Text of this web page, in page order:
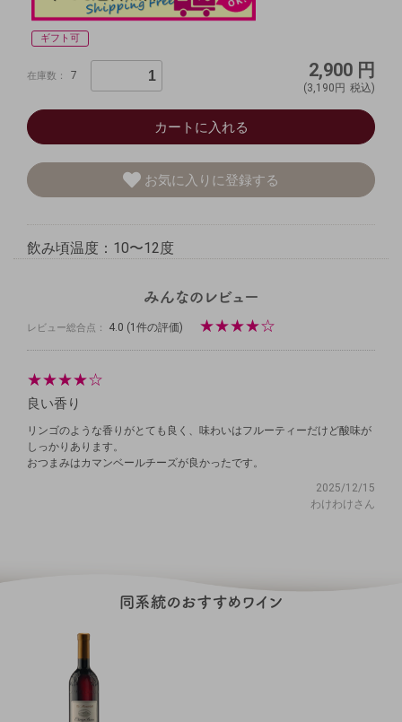
ギフト可
在庫数： 7 2,900 円
(3,190円 税込)
カートに入れる
お気に入りに登録する
飲み頃温度：10〜12度
レビュー総合点： 4.0 (1件の評価) ★★★★☆
★★★★☆
良い香り
リンゴのような香りがとても良く、味わいはフルーティーだけど酸味が
しっかりあります。
おつまみはカマンベールチーズが良かったです。
2025/12/15
わけわけさん